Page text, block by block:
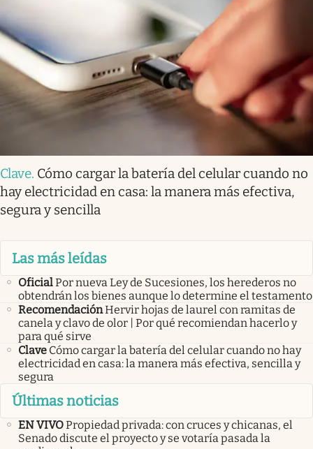
Clave. Cómo cargar la batería del celular cuando no
hay electricidad en casa: la manera más efectiva,
segura y sencilla
Las más leídas
OficialPor nueva Ley de Sucesiones, los herederos no
obtendrán los bienes aunque lo determine el testamento
RecomendaciónHervir hojas de laurel con ramitas de
canela y clavo de olor | Por qué recomiendan hacerlo y
para qué sirve
Clave Cómo cargar la batería del celular cuando no hay
electricidad en casa: la manera más efectiva, sencilla y
segura
Últimas noticias
EN VIVOPropiedad privada: con cruces y chicanas, el
Senado discute el proyecto y se votaría pasada la